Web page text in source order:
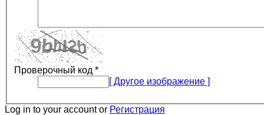
Проверочный код *
[ Другое изображение ]
Log in to your account or Регистрация